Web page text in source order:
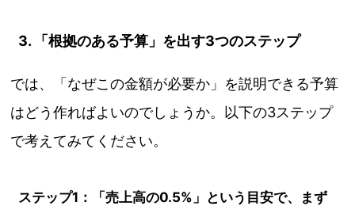
3. 「根拠のある予算」を出す3つのステップ
では、「なぜこの金額が必要か」を説明できる予算
はどう作ればよいのでしょうか。以下の3ステップ
で考えてみてください。
ステップ1：「売上高の0.5%」という目安で、まず